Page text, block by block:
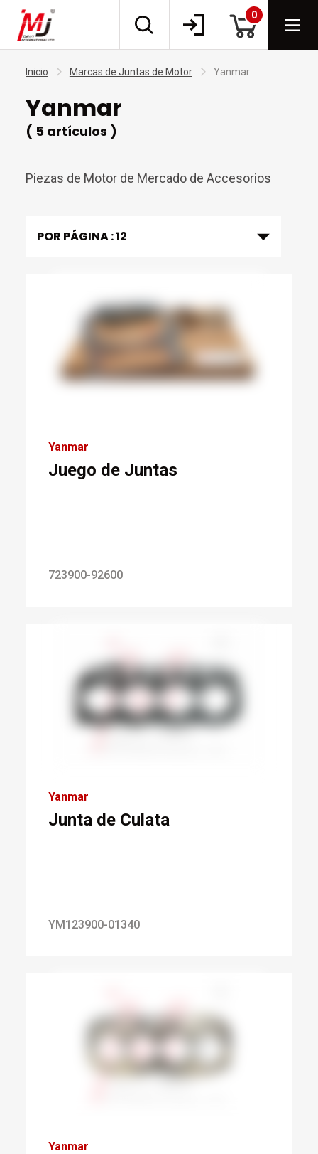
0
Inicio Marcas de Juntas de Motor Yanmar
Yanmar
( 5 artículos )
Piezas de Motor de Mercado de Accesorios
POR PÁGINA :12
Yanmar
Juego de Juntas
723900-92600
Yanmar
Junta de Culata
YM123900-01340
Yanmar